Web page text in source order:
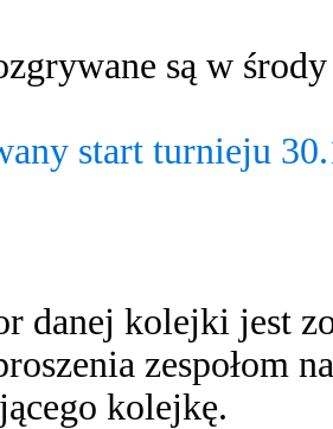
są w
start turnieju
danej kolejki jest
zespołom
kolejkę.